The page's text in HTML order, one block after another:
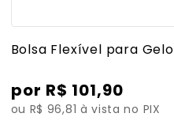
Bolsa Flexível para Gelo
R$ 101,90
ou R$ 96,81 à vista no PIX